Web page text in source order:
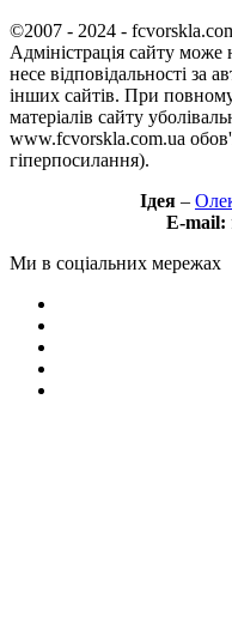
©2007 - 2024 -
Адміністрація сайту може
несе відповідальності за
інших сайтів. При
матеріалів сайту
www.fcvorskla.com.ua
гіперпосилання).
Ідея –
E-mail:
Ми в соціальних мережах